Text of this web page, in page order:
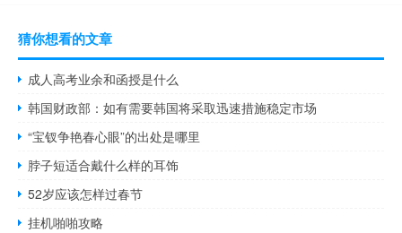
猜你想看的文章
成人高考业余和函授是什么
韩国财政部：如有需要韩国将采取迅速措施稳定市场
“宝钗争艳春心眼”的出处是哪里
脖子短适合戴什么样的耳饰
52岁应该怎样过春节
挂机啪啪攻略